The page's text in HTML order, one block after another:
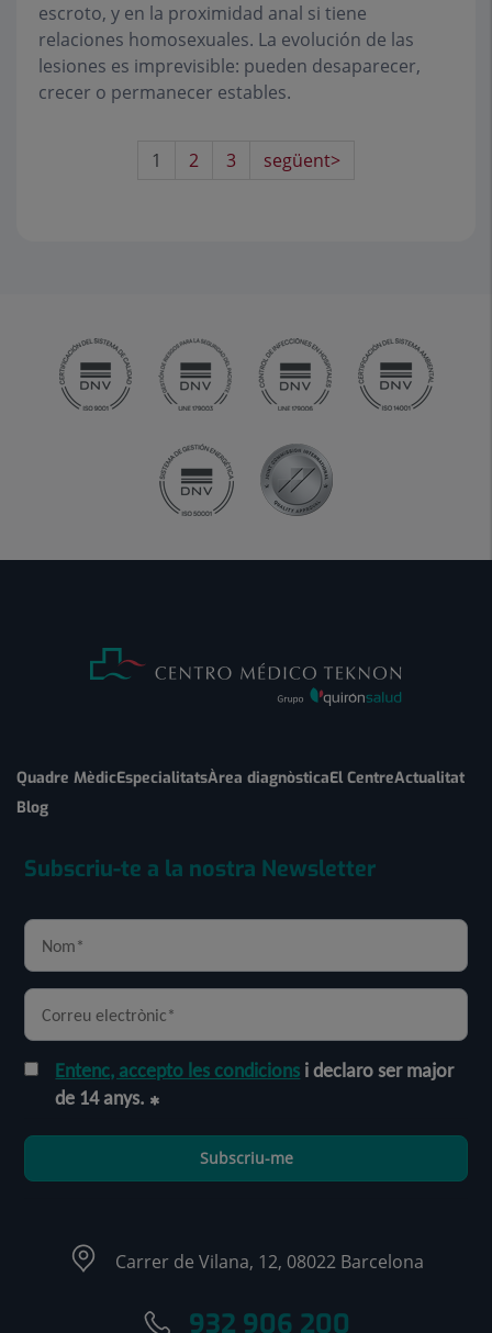
escroto, y en la proximidad anal si tiene
relaciones homosexuales. La evolución de las
lesiones es imprevisible: pueden desaparecer,
crecer o permanecer estables.
1 2 3 següent>
Quadre MèdicEspecialitatsÀrea diagnòsticaEl CentreActualitat
Blog
Subscriu-te a la nostra Newsletter
Entenc, accepto les condicions i declaro ser major
de 14 anys.
Subscriu-me
Carrer de Vilana, 12, 08022 Barcelona
932 906 200